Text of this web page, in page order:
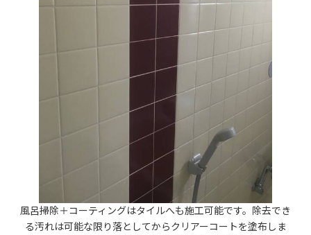
風呂掃除＋コーティングはタイルへも施工可能です。除去でき
る汚れは可能な限り落としてからクリアーコートを塗布しま